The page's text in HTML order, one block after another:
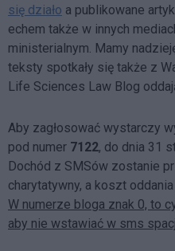
się działo a publikowane
echem także w innych
ministerialnym. Mamy
teksty spotkały się także z
Life Sciences Law Blog
Aby zagłosować wystarczy
pod numer 7122, do dnia 31
Dochód z SMSów zostanie
charytatywny, a koszt oddania
W numerze bloga znak 0, to
aby nie wstawiać w sms